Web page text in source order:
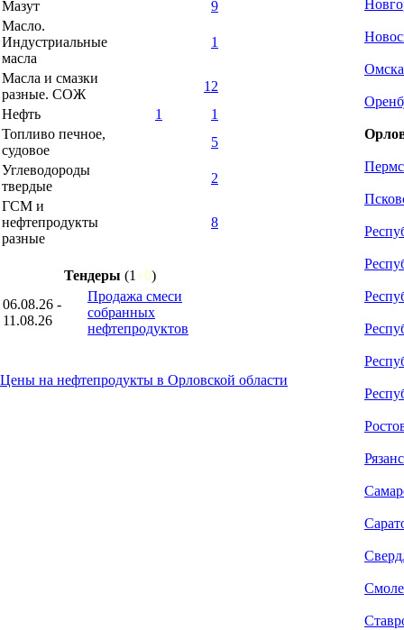
Мазут
9
Масло.
Индустриальные
масла
1
Масла и смазки
разные. СОЖ
12
Нефть
1
1
Топливо печное,
судовое
5
Углеводороды
твердые
2
ГСМ и
нефтепродукты
разные
8
Тендеры (1 +0)
06.08.26 -
11.08.26
Продажа смеси
собранных
нефтепродуктов
Цены на нефтепродукты в Орловской области